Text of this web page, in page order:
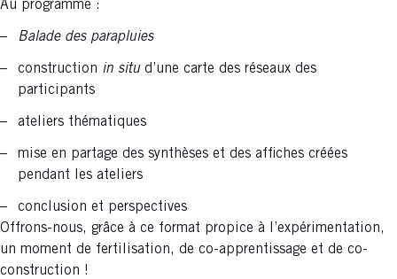
Au programme :
Balade des parapluies
construction in situd’une carte des réseaux des
participants
ateliers thématiques
mise en partage des synthèses et des affiches créées
pendant les ateliers
conclusion et perspectives
Offrons-nous, grâce à ce format propice à l’expérimentation,
un moment de fertilisation, de co-apprentissage et de co-
construction !